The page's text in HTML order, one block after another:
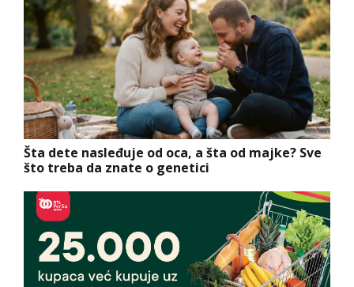
Šta dete nasleđuje od oca, a šta od majke? Sve
što treba da znate o genetici